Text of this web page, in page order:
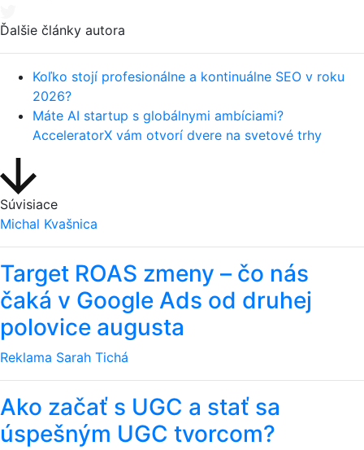
Ďalšie články autora
Koľko stojí profesionálne a kontinuálne SEO v roku
2026?
Máte AI startup s globálnymi ambíciami?
AcceleratorX vám otvorí dvere na svetové trhy
Súvisiace
Michal Kvašnica
Target ROAS zmeny – čo nás
čaká v Google Ads od druhej
polovice augusta
Reklama Sarah Tichá
Ako začať s UGC a stať sa
úspešným UGC tvorcom?